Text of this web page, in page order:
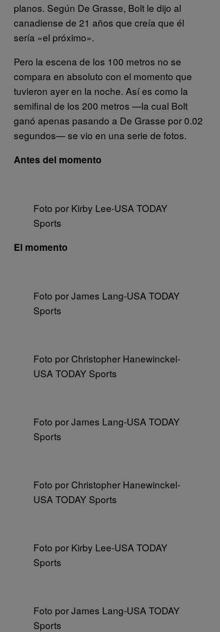
planos. Según De Grasse, Bolt le dijo al
canadiense de 21 años que creía que él
sería «el próximo».
Pero la escena de los 100 metros no se
compara en absoluto con el momento que
tuvieron ayer en la noche. Así es como la
semifinal de los 200 metros —la cual Bolt
ganó apenas pasando a De Grasse por 0.02
segundos— se vio en una serie de fotos.
Antes del momento
Foto por Kirby Lee-USA TODAY
Sports
El momento
Foto por James Lang-USA TODAY
Sports
Foto por Christopher Hanewinckel-
USA TODAY Sports
Foto por James Lang-USA TODAY
Sports
Foto por Christopher Hanewinckel-
USA TODAY Sports
Foto por Kirby Lee-USA TODAY
Sports
Foto por James Lang-USA TODAY
Sports